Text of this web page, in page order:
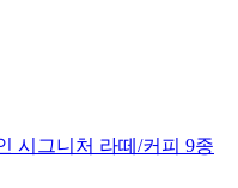
시그니처 라떼/커피 9종